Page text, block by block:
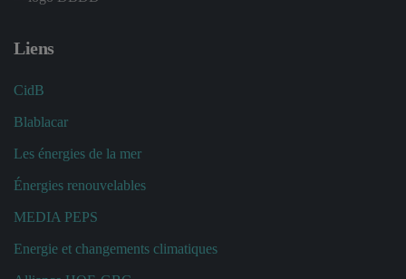
Liens
CidB
Blablacar
Les énergies de la mer
Énergies renouvelables
MEDIA PEPS
Energie et changements climatiques